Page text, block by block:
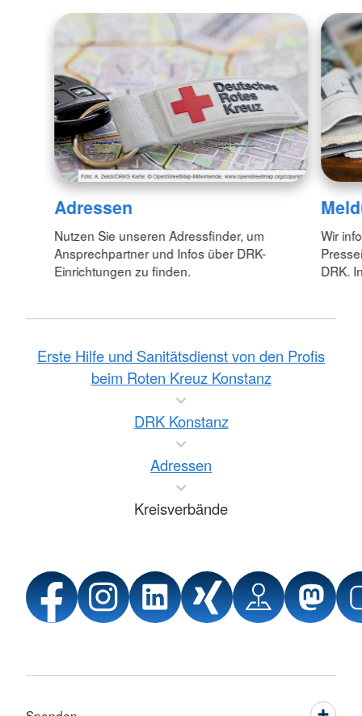
Adressen
Nutzen Sie unseren Adressfinder, um
Ansprechpartner und Infos über DRK-
Einrichtungen zu finden.
Wir
DRK.
Erste Hilfe und Sanitätsdienst von den Profis
beim Roten Kreuz Konstanz
DRK Konstanz
Adressen
Kreisverbände